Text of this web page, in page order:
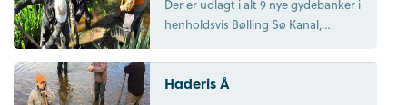
Der er udlagt i alt 9 nye gydebanker i
henholdsvis Bølling Sø Kanal,
assisterede på udmærket vis ved at
udlægge de øvrige 8 gydebanker i
Haderis Å